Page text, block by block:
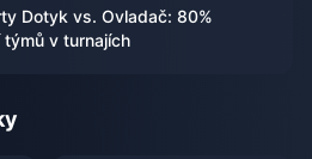
Dotyk vs. Ovladač: 80%
v turnajích